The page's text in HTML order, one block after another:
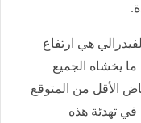
هي ارتفاع
يخشاه الجميع
الأقل من المتوقع
تهدئة هذه